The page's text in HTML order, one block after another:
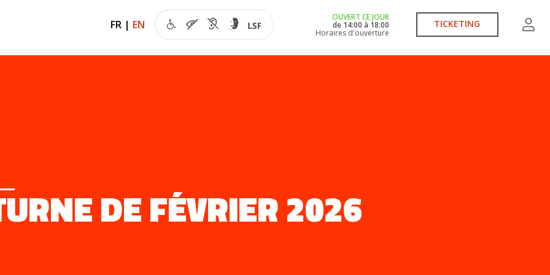
FR | EN
OUVERT CE JOUR
de 14:00 à 18:00
Horaires d'ouverture
TICKETING
DE FÉVRIER 2026